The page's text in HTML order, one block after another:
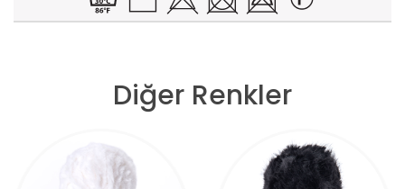
Diğer Renkler